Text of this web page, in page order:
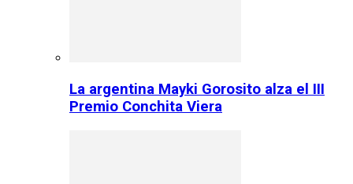
La argentina Mayki Gorosito alza el III
Premio Conchita Viera